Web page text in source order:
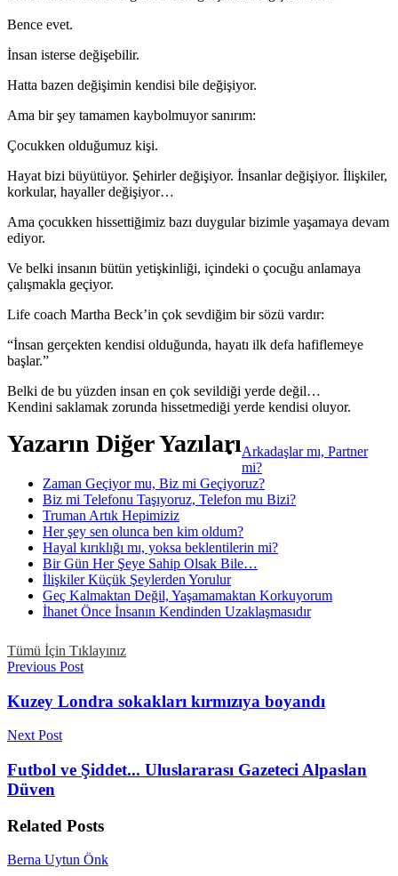
Bence evet.
İnsan isterse değişebilir.
Hatta bazen değişimin kendisi bile değişiyor.
Ama bir şey tamamen kaybolmuyor sanırım:
Çocukken olduğumuz kişi.
Hayat bizi büyütüyor. Şehirler değişiyor. İnsanlar değişiyor. İlişkiler,
korkular, hayaller değişiyor…
Ama çocukken hissettiğimiz bazı duygular bizimle yaşamaya devam
ediyor.
Ve belki insanın bütün yetişkinliği, içindeki o çocuğu anlamaya
çalışmakla geçiyor.
Life coach Martha Beck’in çok sevdiğim bir sözü vardır:
“İnsan gerçekten kendisi olduğunda, hayatı ilk defa hafiflemeye
başlar.”
Belki de bu yüzden insan en çok sevildiği yerde değil…
Kendini saklamak zorunda hissetmediği yerde kendisi oluyor.
Yazarın Diğer YazılarıArkadaşlar mı, Partner
mi?
Zaman Geçiyor mu, Biz mi Geçiyoruz?
Biz mi Telefonu Taşıyoruz, Telefon mu Bizi?
Truman Artık Hepimiziz
Her şey sen olunca ben kim oldum?
Hayal kırıklığı mı, yoksa beklentilerin mi?
Bir Gün Her Şeye Sahip Olsak Bile…
İlişkiler Küçük Şeylerden Yorulur
Geç Kalmaktan Değil, Yaşamamaktan Korkuyorum
İhanet Önce İnsanın Kendinden Uzaklaşmasıdır
Tümü İçin Tıklayınız
Previous Post
Kuzey Londra sokakları kırmızıya boyandı
Next Post
Futbol ve Şiddet... Uluslararası Gazeteci Alpaslan
Düven
Related Posts
Berna Uytun Önk